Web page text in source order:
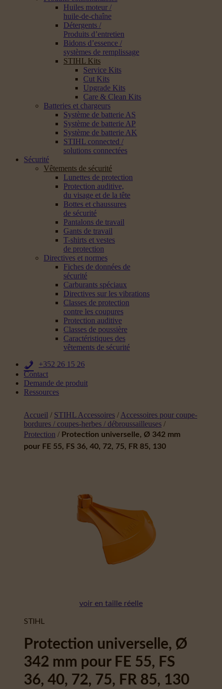
Huiles moteur /
huile-de-chaîne
Détergents /
Produits d’entretien
Bidons d’essence /
systèmes de remplissage
STIHL Kits
Service Kits
Cut Kits
Upgrade Kits
Care & Clean Kits
Batteries et chargeurs
Système de batterie AS
Système de batterie AP
Système de batterie AK
STIHL connected /
solutions connectées
Sécurité
Vêtements de sécurité
Lunettes de protection
Protection auditive,
du visage et de la tête
Bottes et chaussures
de sécurité
Pantalons de travail
Gants de travail
T-shirts et vestes
de protection
Directives et normes
Fiches de données de
sécurité
Carburants spéciaux
Directives sur les vibrations
Classes de protection
contre les coupures
Protection auditive
Classes de poussière
Caractéristiques des
vêtements de sécurité
+352 26 15 26
Contact
Demande de produit
Ressources
Accueil / STIHL Accessoires / Accessoires pour coupe-
bordures / coupes-herbes / débroussailleuses /
Protection / Protection universelle, Ø 342 mm
pour FE 55, FS 36, 40, 72, 75, FR 85, 130
voir en taille réelle
STIHL
Protection universelle, Ø
342 mm pour FE 55, FS
36, 40, 72, 75, FR 85, 130